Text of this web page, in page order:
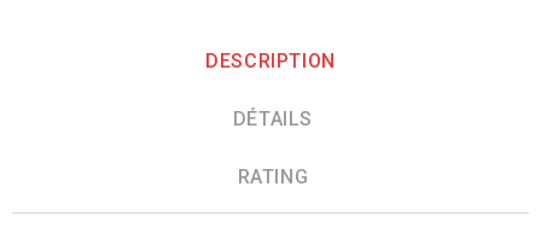
DESCRIPTION
DÉTAILS
RATING